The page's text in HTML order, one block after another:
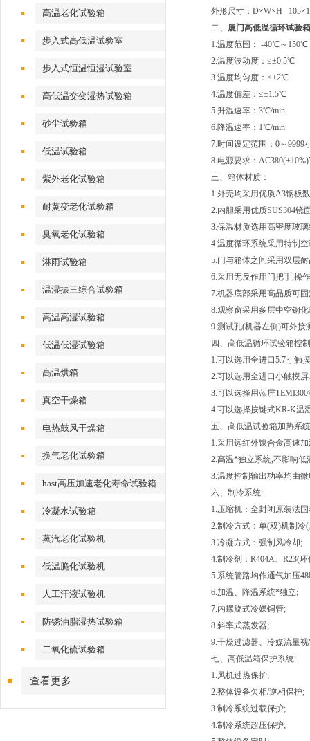
高温老化试验箱
步入式高低温试验室
步入式恒温恒湿试验室
高低温交变湿热试验箱
砂尘试验箱
低温试验箱
紫外老化试验箱
耐黄变老化试验箱
臭氧老化试验箱
淋雨试验箱
温湿振三综合试验箱
高温高湿试验箱
低温低湿试验箱
高温烘箱
真空干燥箱
电热鼓风干燥箱
换气老化试验箱
hast高压加速老化寿命试验箱
冷凝水试验箱
蒸汽老化试验机
低温脆化试验机
人工汗液试验机
防锈油脂湿热试验箱
二氧化硫试验箱
查看更多
外形尺寸：D×W×H
二、 厦门高低温循环试验箱
1.温度范围： -40℃～150℃
2.温度波动度：≤±0.5℃
3.温度均匀度：≤±2℃
4.温度偏差：≤±1.5℃
5.升温速率：3℃/min
6.降温速率：1℃/min
7.时间设定范围：0～9999
8.电源要求：
三、 箱体材质：
1.外壳均采用优质A3钢板
2.内胆采用优质SUS304镜
3.保温材质选用高密度玻
4.温度循环系统采用特制
5.门与箱体之间采用双层
6.采用无反作用门把手,操
7.机器底部采用高品质可
8.观察窗采用多层中空钢
9.测试孔(机器左侧)可外接
四、高低温循环试验箱控
1.可以选用全进口5.7寸触
2.可以选用全进口小触摸
3.可以选择用蓝屏
4.可以选择按键式KR-K温
五、高低温试验箱加热系
1.采用远红外镍合金高速
2.高温*独立系统,不影响低
3.温度控制输出功率均由
六、 制冷系统:
1.压缩机：全封闭原装法
2.制冷方式：单(双)机制冷
3.冷凝方式：强制风冷却;
4.制冷剂：R404A、R23(
5.系统管路均作通气加压
6.加温、降温系统*独立;
7.内螺旋式冷媒铜管;
8.斜率式蒸发器;
9.干燥过滤器、冷媒流量
七、高低温箱保护系统:
1.风机过热保护;
2.整体设备欠相/逆相保护;
3.制冷系统过载保护;
4.制冷系统超压保护;